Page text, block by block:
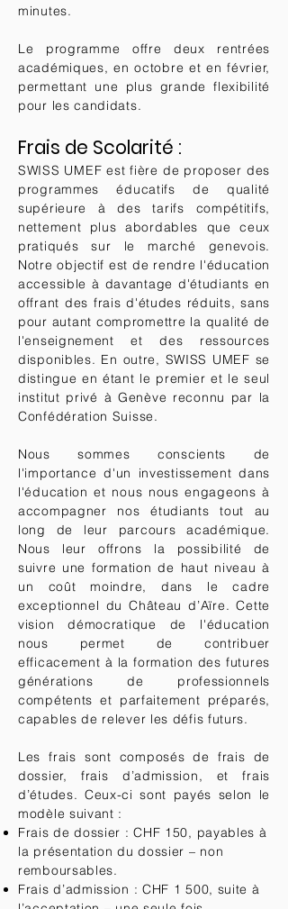
minutes.
Le programme offre deux rentrées
académiques, en octobre et en février,
permettant une plus grande flexibilité
pour les candidats.
Frais de Scolarité :​
SWISS UMEF est fière de proposer des
programmes éducatifs de qualité
supérieure à des tarifs compétitifs,
nettement plus abordables que ceux
pratiqués sur le marché genevois.
Notre objectif est de rendre l'éducation
accessible à davantage d'étudiants en
offrant des frais d'études réduits, sans
pour autant compromettre la qualité de
l'enseignement et des ressources
disponibles. En outre, SWISS UMEF se
distingue en étant le premier et le seul
institut privé à Genève reconnu par la
Confédération Suisse.
Nous sommes conscients de
l'importance d'un investissement dans
l'éducation et nous nous engageons à
accompagner nos étudiants tout au
long de leur parcours académique.
Nous leur offrons la possibilité de
suivre une formation de haut niveau à
un coût moindre, dans le cadre
exceptionnel du Château d’Aïre. Cette
vision démocratique de l'éducation
nous permet de contribuer
efficacement à la formation des futures
générations de professionnels
compétents et parfaitement préparés,
capables de relever les défis futurs.
Les frais sont composés de frais de
dossier, frais d’admission, et frais
d’études. Ceux-ci sont payés selon le
modèle suivant :
Frais de dossier : CHF 150, payables à
la présentation du dossier – non
remboursables.
Frais d’admission : CHF 1 500, suite à